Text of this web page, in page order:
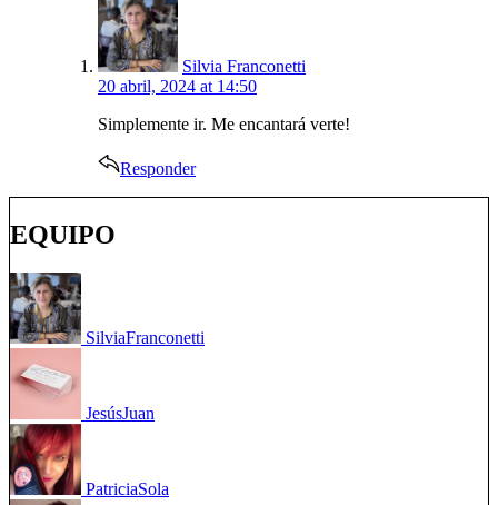
Silvia Franconetti
20 abril, 2024 at 14:50
Simplemente ir. Me encantará verte!
Responder
EQUIPO
SilviaFranconetti
JesúsJuan
PatriciaSola